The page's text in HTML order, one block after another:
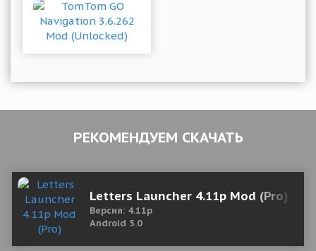
РЕКОМЕНДУЕМ СКАЧАТЬ
Letters Launcher 4.11p Mod (Pro)
Версия: 4.11p
Android 5.0